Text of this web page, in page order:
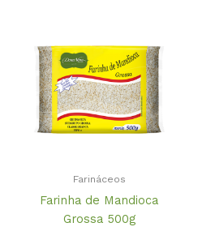
Farináceos
Farinha de Mandioca
Grossa 500g